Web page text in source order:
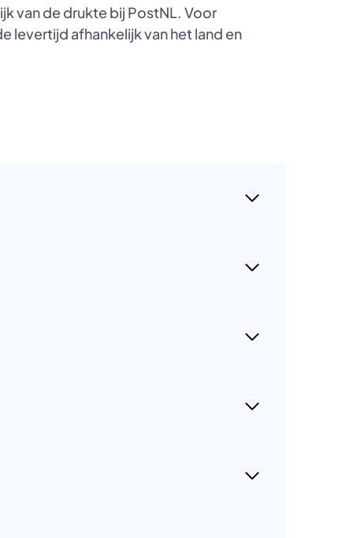
van de drukte bij PostNL. Voor
levertijd afhankelijk van het land en